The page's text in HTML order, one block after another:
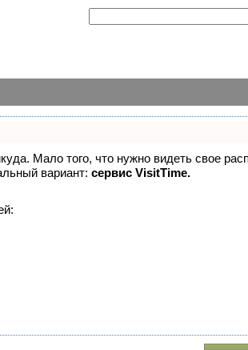
Мало того, что нужно видеть свое
вариант: сервис VisitTime.